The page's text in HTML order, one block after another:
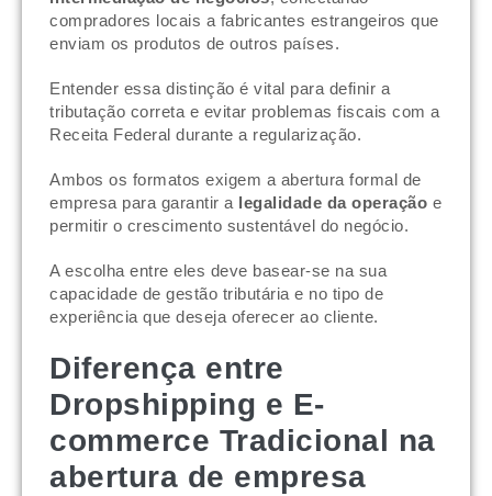
compradores locais a fabricantes estrangeiros que
enviam os produtos de outros países.
Entender essa distinção é vital para definir a
tributação correta e evitar problemas fiscais com a
Receita Federal durante a regularização.
Ambos os formatos exigem a abertura formal de
empresa para garantir a legalidade da operação e
permitir o crescimento sustentável do negócio.
A escolha entre eles deve basear-se na sua
capacidade de gestão tributária e no tipo de
experiência que deseja oferecer ao cliente.
Diferença entre
Dropshipping e E-
commerce Tradicional na
abertura de empresa